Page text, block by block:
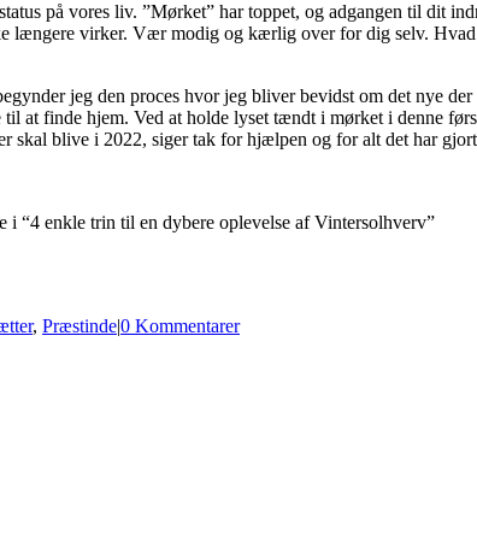
på vores liv. ”Mørket” har toppet, og adgangen til dit
længere virker. Vær modig og kærlig over for dig selv.
jeg den proces hvor jeg bliver bevidst om det nye
at finde hjem. Ved at holde lyset tændt i mørket i denne
skal blive i 2022, siger tak for hjælpen og for alt det har
“4 enkle trin til en dybere oplevelse af Vintersolhverv”
, Præstinde|0 Kommentarer